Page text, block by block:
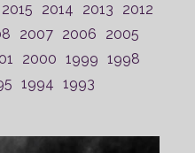
2015 2014 2013
2012
2007 2006
2005
2000 1999 1998
1994 1993